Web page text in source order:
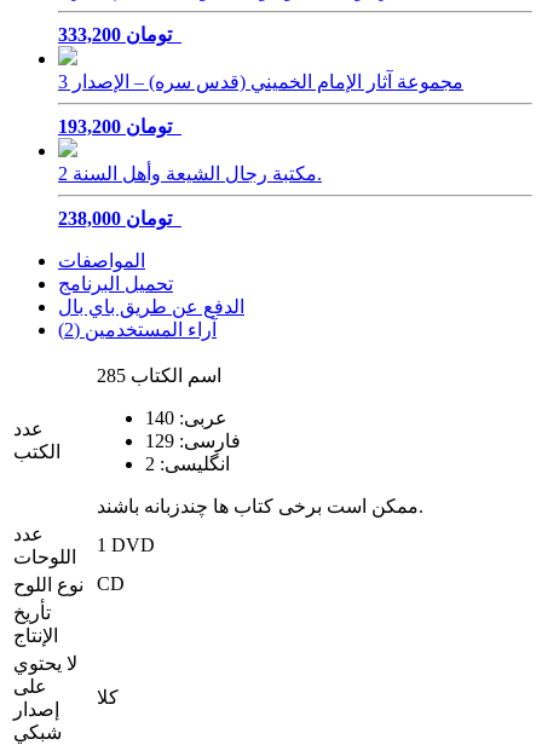
333,200 تومان
مجموعة آثار الإمام الخميني (قدس سره) – الإصدار 3
193,200 تومان
مكتبة رجال الشيعة وأهل السنة 2.
238,000 تومان
المواصفات
تحميل البرنامج
الدفع عن طريق باي بال
آراء المستخدمين (2)
عدد
الكتب
285 اسم الكتاب
عربی: 140
فارسی: 129
انگلیسی: 2
ممکن است برخی کتاب ها چندزبانه باشند.
عدد
اللوحات
1 DVD
نوع اللوح
CD
تأريخ
الإنتاج
لا يحتوي
على
إصدار
شبكي
كلا